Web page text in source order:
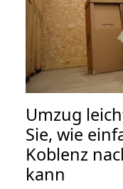
Umzug
Sie, wie
Koblenz
kann